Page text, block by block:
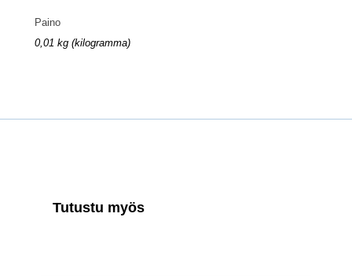
Paino
0,01 kg (kilogramma)
Tutustu myös